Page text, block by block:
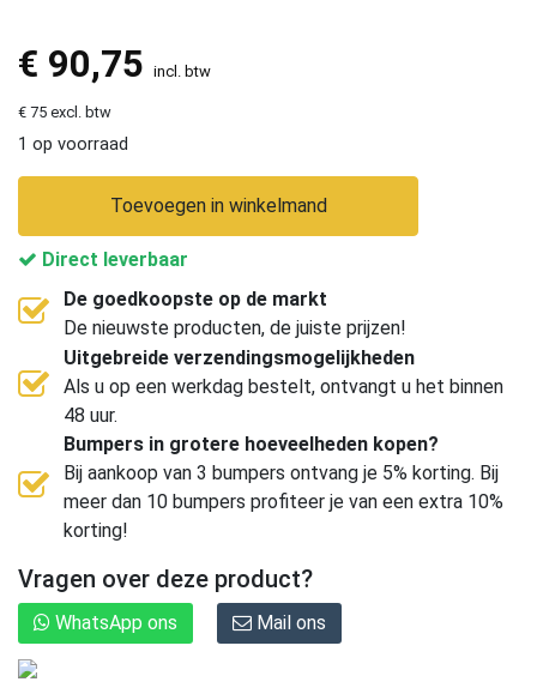
€ 90,75 incl. btw
€ 75 excl. btw
1 op voorraad
Toevoegen in winkelmand
Direct leverbaar
De goedkoopste op de markt
De nieuwste producten, de juiste prijzen!
Uitgebreide verzendingsmogelijkheden
Als u op een werkdag bestelt, ontvangt u het binnen
48 uur.
Bumpers in grotere hoeveelheden kopen?
Bij aankoop van 3 bumpers ontvang je 5% korting. Bij
meer dan 10 bumpers profiteer je van een extra 10%
korting!
Vragen over deze product?
WhatsApp ons Mail ons